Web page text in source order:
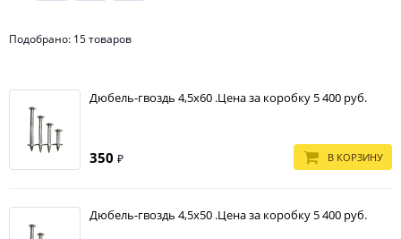
Подобрано: 15 товаров
Дюбель-гвоздь 4,5х60 .Цена за коробку 5 400 руб.
350 ₽ В КОРЗИНУ
Дюбель-гвоздь 4,5х50 .Цена за коробку 5 400 руб.